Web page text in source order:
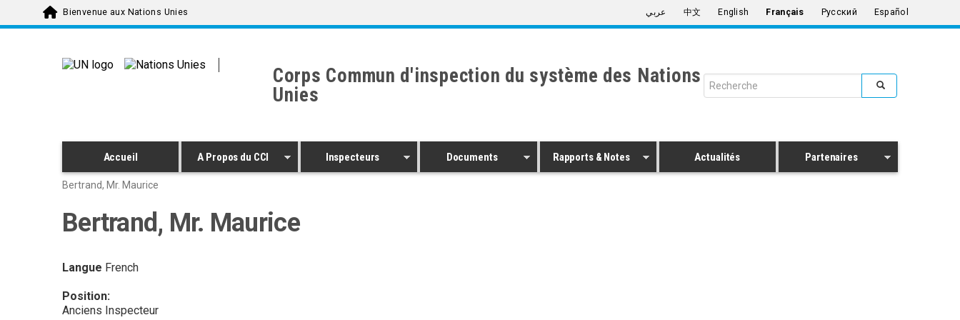
Skip to main contentBienvenue aux Nations Unies عربي 中文 English Français Русский Español
Corps Commun d'inspection du système des Nations
Unies
Search form
Accueil A Propos du CCI Inspecteurs Documents Rapports & Notes Actualités Partenaires
Bertrand, Mr. Maurice
Bertrand, Mr. Maurice
Langue French
Position:
Anciens Inspecteur